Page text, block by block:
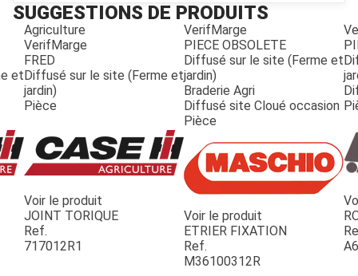
JOUET
ESPACES VERTS
SUGGESTIONS DE PRODUITS
et
Agriculture
VerifMarge
FRED
Diffusé sur le site (Ferme et
jardin)
Pièce
Voir le produit
JOINT TORIQUE
Ref.
717012R1
VerifMarge
PIECE OBSOLETE
Diffusé sur le site (Ferme et
jardin)
Braderie Agri
Diffusé site Cloué occasion
Pièce
Voir le produit
ETRIER FIXATION
Ref.
M36100312R